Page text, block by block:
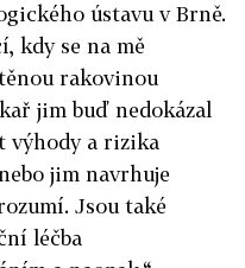
ústavu v Brně.
kdy se na mě
rakovinou
jim buď nedokázal
výhody a rizika
jim navrhuje
Jsou také
léčba